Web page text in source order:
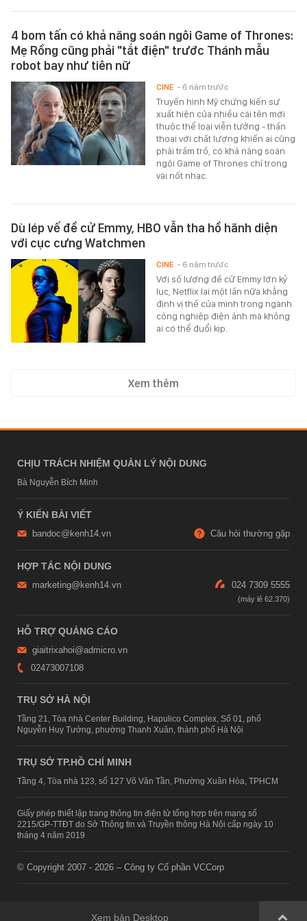
4 bom tấn có khả năng soán ngôi Game of Thrones:
Mẹ Rồng cũng phải "tắt điện" trước Thánh mẫu
robot bay như tiên nữ
Truyền hình Mỹ chứng kiến sự
xuất hiện của nhiều cái tên mới
thuộc thể loại viễn tưởng - thần
thoại với chất lượng khiến ai cũng
phải trầm trồ, có khả năng soán
ngôi Game of Thrones chỉ trong
vài nốt nhạc.
CINE - 6 năm trước
Dù lép vế đề cử Emmy, HBO vẫn tha hồ hãnh diện
với cục cưng Watchmen
Với số lượng đề cử Emmy lớn kỷ
lục, Netflix lại một lần nữa khẳng
định vị thế của mình trong ngành
công nghiệp điện ảnh mà không
ai có thể đuổi kịp.
CINE - 6 năm trước
Xem thêm
CHỊU TRÁCH NHIỆM QUẢN LÝ NỘI DUNG
Bà Nguyễn Bích Minh
Ý KIẾN BÀI VIẾT
bandoc@kenh14.vn Câu hỏi thường gặp
HỢP TÁC NỘI DUNG
marketing@kenh14.vn 024 7309 5555
HỖ TRỢ QUẢNG CÁO
giaitrixahoi@admicro.vn
02473007108
TRỤ SỞ HÀ NỘI
Tầng 21, Tòa nhà Center Building, Hapulico Complex, Số 01, phố
Nguyễn Huy Tưởng, phường Thanh Xuân, thành phố Hà Nội
TRỤ SỞ TP.HỒ CHÍ MINH
Tầng 4, Tòa nhà 123, số 127 Võ Văn Tần, Phường Xuân Hòa, TPHCM
Giấy phép thiết lập trang thông tin điện tử tổng hợp trên mạng số
2215/GP-TTĐT do Sở Thông tin và Truyền thông Hà Nội cấp ngày 10
tháng 4 năm 2019
© Copyright 2007 - 2026 – Công ty Cổ phần VCCorp
Xem bản Desktop